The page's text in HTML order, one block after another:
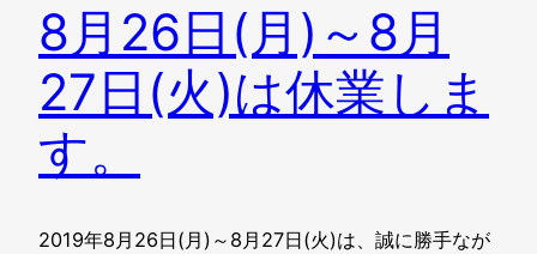
8月26日(月)～8月
27日(火)は休業しま
す。
2019年8月26日(月)～8月27日(火)は、誠に勝手なが